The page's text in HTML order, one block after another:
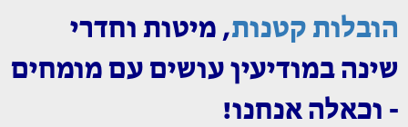
הובלות קטנות, מיטות וחדרי
שינה במודיעין עושים עם מומחים
- וכאלה אנחנו!